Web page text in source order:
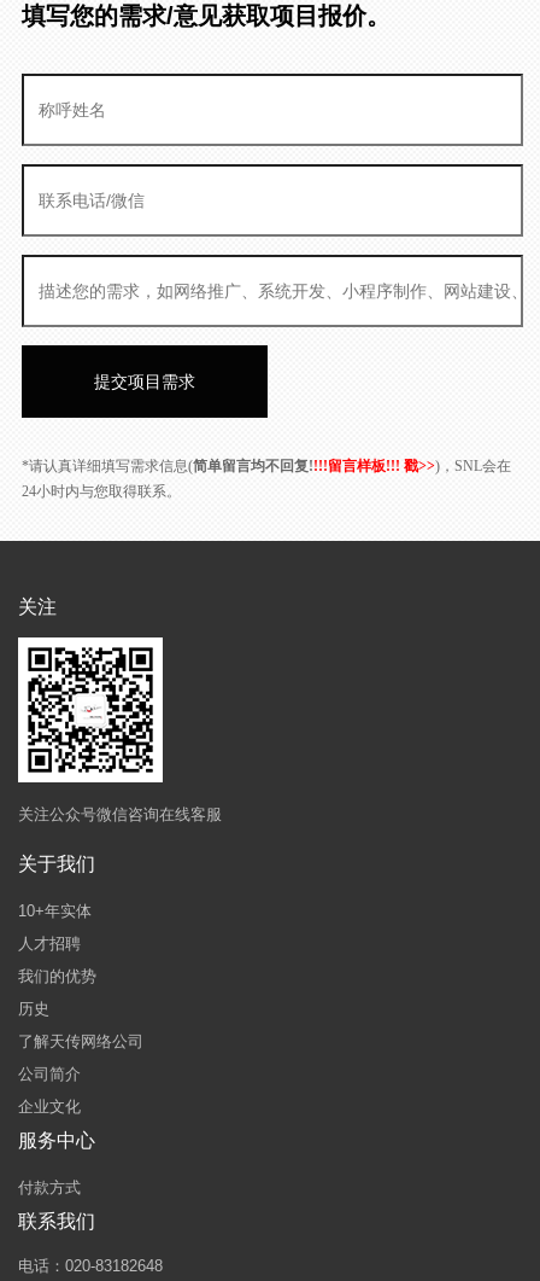
填写您的需求/意见获取项目报价。
*请认真详细填写需求信息(简单留言均不回复!!!!留言样板!!! 戳>>)，SNL会在
24小时内与您取得联系。
关注
关注公众号微信咨询在线客服
关于我们
10+年实体
人才招聘
我们的优势
历史
了解天传网络公司
公司简介
企业文化
服务中心
付款方式
联系我们
电话：020-83182648